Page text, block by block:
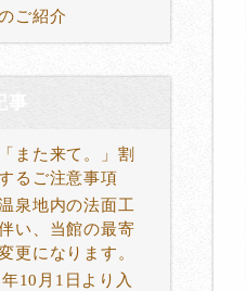
ご紹介
事
また来て。」割
るご注意事項
泉地内の法面工
い、当館の最寄
更になります。
10月1日より入